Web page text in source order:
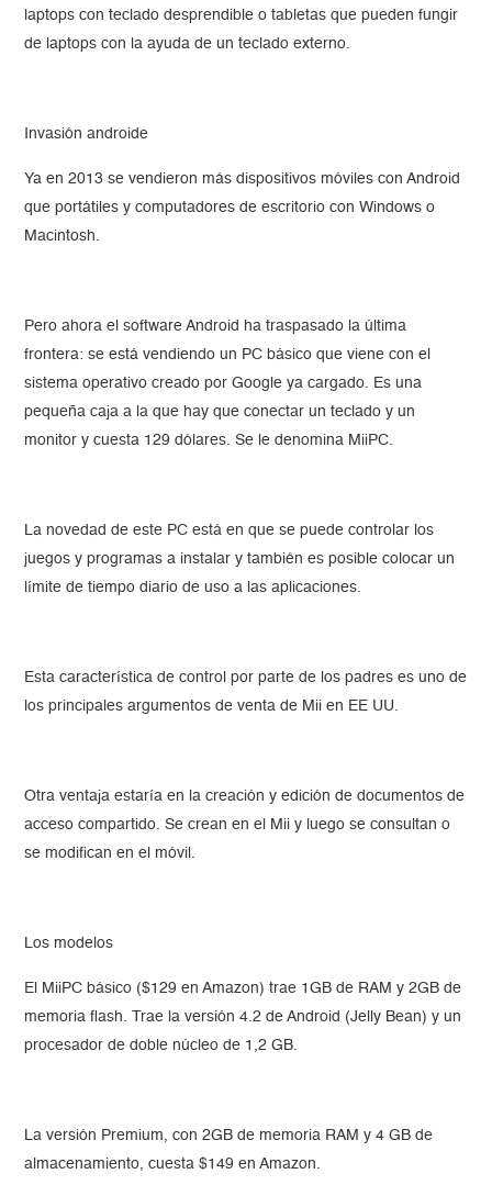
laptops con teclado desprendible o tabletas que pueden fungir
de laptops con la ayuda de un teclado externo.
Invasión androide
Ya en 2013 se vendieron más dispositivos móviles con Android
que portátiles y computadores de escritorio con Windows o
Macintosh.
Pero ahora el software Android ha traspasado la última
frontera: se está vendiendo un PC básico que viene con el
sistema operativo creado por Google ya cargado. Es una
pequeña caja a la que hay que conectar un teclado y un
monitor y cuesta 129 dólares. Se le denomina MiiPC.
La novedad de este PC está en que se puede controlar los
juegos y programas a instalar y también es posible colocar un
límite de tiempo diario de uso a las aplicaciones.
Esta característica de control por parte de los padres es uno de
los principales argumentos de venta de Mii en EE UU.
Otra ventaja estaría en la creación y edición de documentos de
acceso compartido. Se crean en el Mii y luego se consultan o
se modifican en el móvil.
Los modelos
El MiiPC básico ($129 en Amazon) trae 1GB de RAM y 2GB de
memoria flash. Trae la versión 4.2 de Android (Jelly Bean) y un
procesador de doble núcleo de 1,2 GB.
La versión Premium, con 2GB de memoria RAM y 4 GB de
almacenamiento, cuesta $149 en Amazon.